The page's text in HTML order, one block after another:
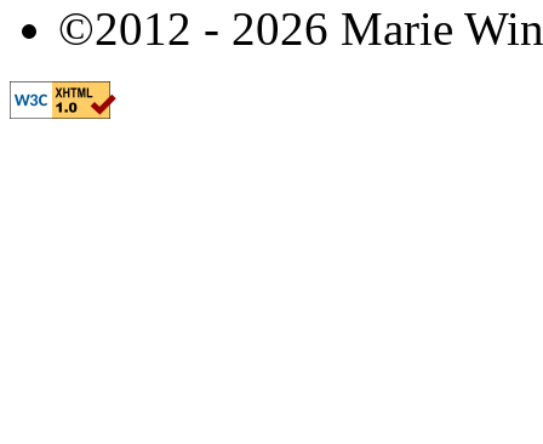
©2012 - 2026 Marie